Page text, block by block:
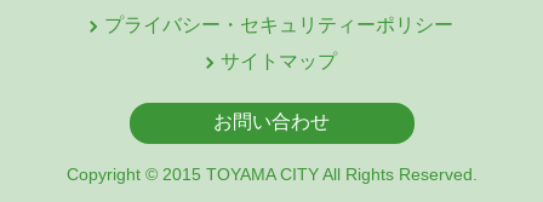
プライバシー・セキュリティーポリシー
サイトマップ
お問い合わせ
Copyright © 2015 TOYAMA CITY All Rights Reserved.